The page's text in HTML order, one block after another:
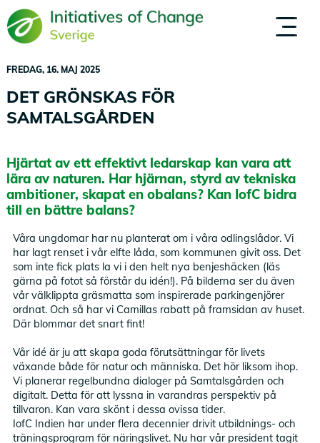
Hoppa
till
huvudinnehåll
OM OSS MÄNNISKOR
FREDAG, 16. MAJ 2025
DET GRÖNSKAS FÖR
SAMTALSGÅRDEN
Hjärtat av ett effektivt ledarskap kan vara att
lära av naturen. Har hjärnan, styrd av tekniska
ambitioner, skapat en obalans? Kan IofC bidra
till en bättre balans?
Våra ungdomar har nu planterat om i våra odlingslådor. Vi
har lagt renset i vår elfte låda, som kommunen givit oss. Det
som inte fick plats la vi i den helt nya benjeshäcken (läs
gärna på fotot så förstår du idén!). På bilderna ser du även
vår välklippta gräsmatta som inspirerade parkingenjörer
ordnat. Och så har vi Camillas rabatt på framsidan av huset.
Där blommar det snart fint!
Vår idé är ju att skapa goda förutsättningar för livets
växande både för natur och människa. Det hör liksom ihop.
Vi planerar regelbundna dialoger på Samtalsgården och
digitalt. Detta för att lyssna in varandras perspektiv på
tillvaron. Kan vara skönt i dessa ovissa tider.
IofC Indien har under flera decennier drivit utbildnings- och
träningsprogram för näringslivet. Nu har vår president tagit